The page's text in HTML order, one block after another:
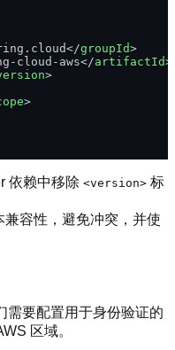
</groupId>
cloud-aws</artifactId>
>
>
依赖中移除 <version> 标
容性，避免冲突，并使
需要配置用于身份验证的
区域。